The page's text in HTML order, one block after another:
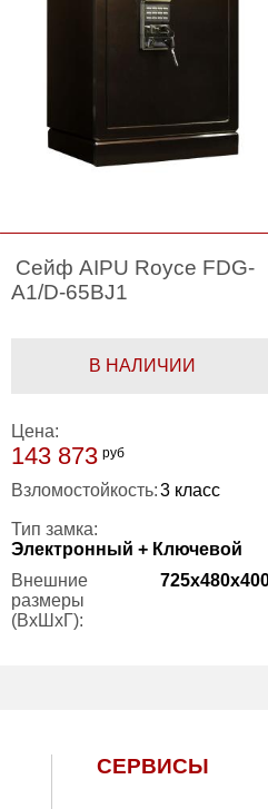
Сейф AIPU Royce FDG-
A1/D-65BJ1
В НАЛИЧИИ
Цена:
143 873 руб
Взломостойкость:3 класс
Тип замка:
Электронный + Ключевой
Внешние
размеры
(ВхШхГ):
СЕРВИСЫ